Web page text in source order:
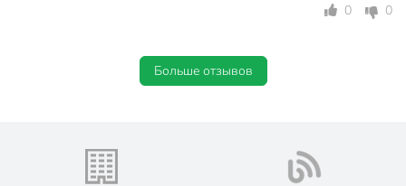
0 0
Больше отзывов